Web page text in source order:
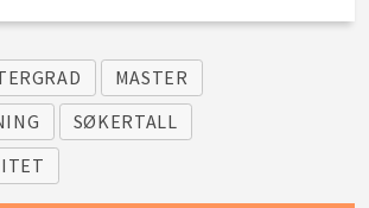
MASTER
SØKERTALL